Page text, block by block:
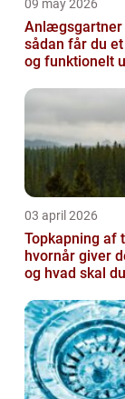
09 may 2026
Anlægsgartner
sådan får du
og funktionelt
03 april 2026
Topkapning af
hvornår giver
og hvad skal